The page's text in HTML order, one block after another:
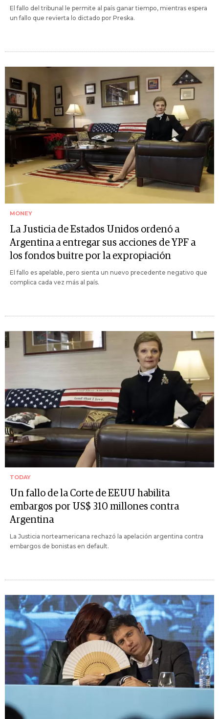
El fallo del tribunal le permite al país ganar tiempo, mientras espera
un fallo que revierta lo dictado por Preska.
MONEY
La Justicia de Estados Unidos ordenó a
Argentina a entregar sus acciones de YPF a
los fondos buitre por la expropiación
El fallo es apelable, pero sienta un nuevo precedente negativo que
complica cada vez más al país.
TODAY
Un fallo de la Corte de EEUU habilita
embargos por US$ 310 millones contra
Argentina
La Justicia norteamericana rechazó la apelación argentina contra
embargos de bonistas en default.